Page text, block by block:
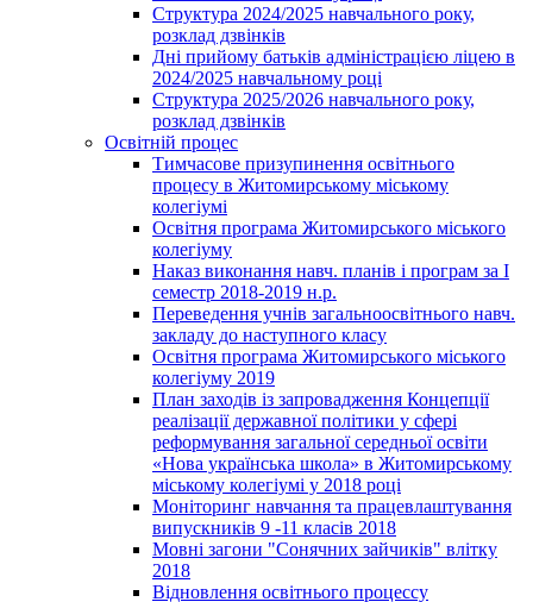
Структура 2024/2025 навчального року,
розклад дзвінків
Дні прийому батьків адміністрацією ліцею в
2024/2025 навчальному році
Структура 2025/2026 навчального року,
розклад дзвінків
Освітній процес
Тимчасове призупинення освітнього
процесу в Житомирському міському
колегіумі
Освітня програма Житомирського міського
колегіуму
Наказ виконання навч. планів і програм за І
семестр 2018-2019 н.р.
Переведення учнів загальноосвітнього навч.
закладу до наступного класу
Освітня програма Житомирського міського
колегіуму 2019
План заходів із запровадження Концепції
реалізації державної політики у сфері
реформування загальної середньої освіти
«Нова українська школа» в Житомирському
міському колегіумі у 2018 році
Моніторинг навчання та працевлаштування
випускників 9 -11 класів 2018
Мовні загони "Сонячних зайчиків" влітку
2018
Відновлення освітнього процессу